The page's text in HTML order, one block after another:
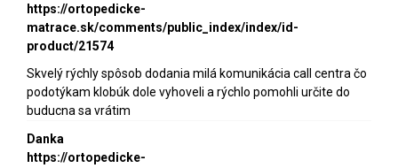
https://ortopedicke-
matrace.sk/comments/public_index/index/id-
product/21574
Skvelý rýchly spôsob dodania milá komunikácia call centra čo
podotýkam klobúk dole vyhoveli a rýchlo pomohli určite do
buducna sa vrátim
Danka
https://ortopedicke-